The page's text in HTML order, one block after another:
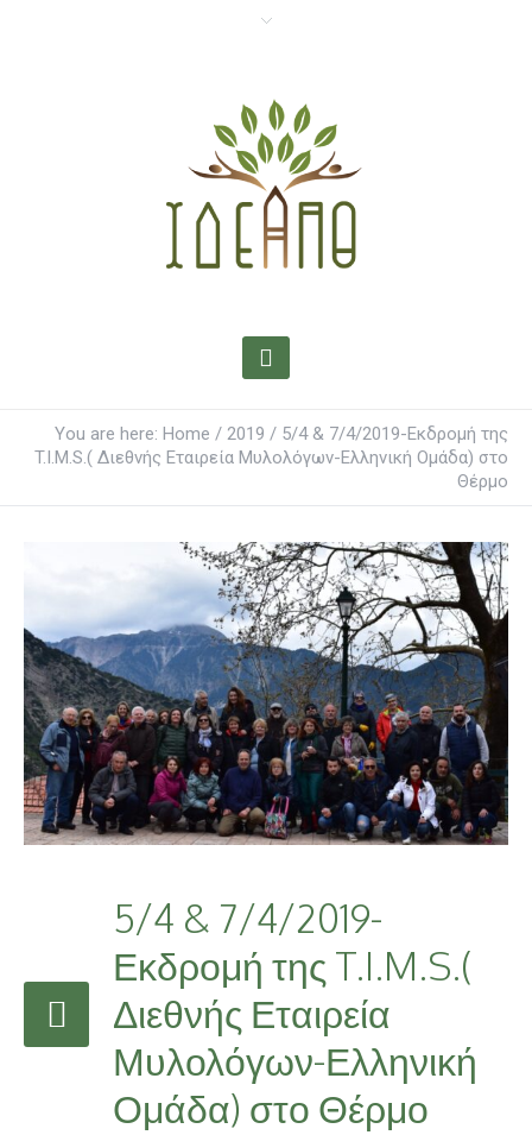
You are here: Home / 2019 / 5/4 & 7/4/2019-Εκδρομή της
T.I.M.S.( Διεθνής Εταιρεία Μυλολόγων-Ελληνική Ομάδα) στο
Θέρμο
5/4 & 7/4/2019-
Εκδρομή της T.I.M.S.(
Διεθνής Εταιρεία
Μυλολόγων-Ελληνική
Ομάδα) στο Θέρμο